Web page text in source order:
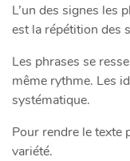
L’un des signes les
est la répétition des
Les phrases se
même rythme. Les
systématique.
Pour rendre le texte
variété.